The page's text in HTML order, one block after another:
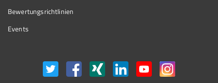
Bewertungs­richtlinien
Events